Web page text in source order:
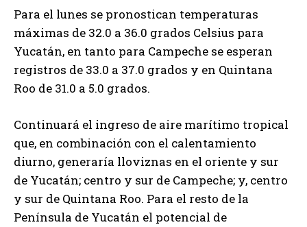
Para el lunes se pronostican temperaturas
máximas de 32.0 a 36.0 grados Celsius para
Yucatán, en tanto para Campeche se esperan
registros de 33.0 a 37.0 grados y en Quintana
Roo de 31.0 a 5.0 grados.
Continuará el ingreso de aire marítimo tropical
que, en combinación con el calentamiento
diurno, generaría lloviznas en el oriente y sur
de Yucatán; centro y sur de Campeche; y, centro
y sur de Quintana Roo. Para el resto de la
Península de Yucatán el potencial de